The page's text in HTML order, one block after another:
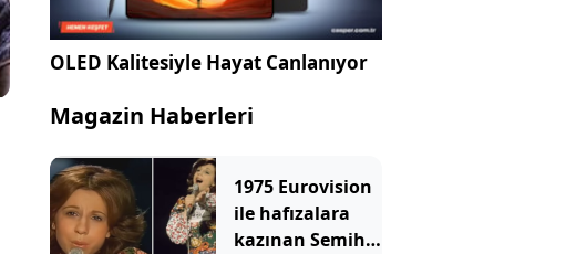
OLED Kalitesiyle Hayat Canlanıyor
Magazin Haberleri
1975 Eurovision
ile hafızalara
kazınan Semiha